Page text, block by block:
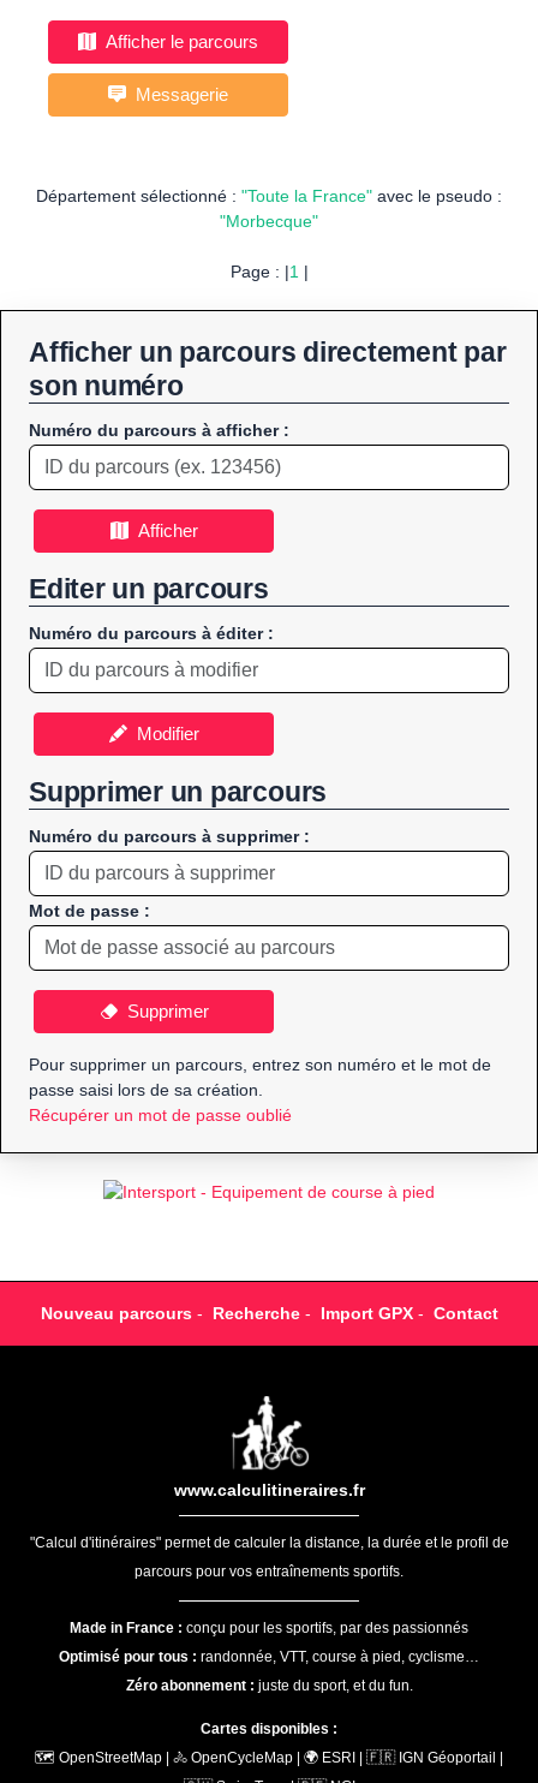
Afficher le parcours
Messagerie
Département sélectionné : "Toute la France" avec le pseudo :
"Morbecque"
Page : |1|
Afficher un parcours directement par
son numéro
Numéro du parcours à afficher :
Afficher
Editer un parcours
Numéro du parcours à éditer :
Modifier
Supprimer un parcours
Numéro du parcours à supprimer :
Mot de passe :
Supprimer
Pour supprimer un parcours, entrez son numéro et le mot de
passe saisi lors de sa création.
Récupérer un mot de passe oublié
Nouveau parcours- Recherche- Import GPX- Contact
www.calculitineraires.fr
"Calcul d'itinéraires" permet de calculer la distance, la durée et le profil de
parcours pour vos entraînements sportifs.
Made in France : conçu pour les sportifs, par des passionnés
Optimisé pour tous : randonnée, VTT, course à pied, cyclisme…
Zéro abonnement : juste du sport, et du fun.
Cartes disponibles :
🗺️ OpenStreetMap | 🚴 OpenCycleMap | 🌍 ESRI | 🇫🇷 IGN Géoportail |